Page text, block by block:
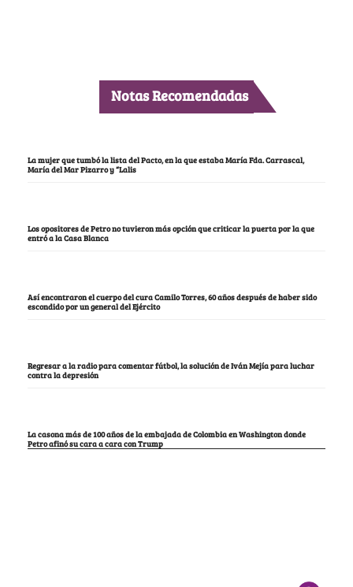
Notas Recomendadas
La mujer que tumbó la lista del Pacto, en la que estaba María Fda. Carrascal,
María del Mar Pizarro y “Lalis
Los opositores de Petro no tuvieron más opción que criticar la puerta por la que
entró a la Casa Blanca
Así encontraron el cuerpo del cura Camilo Torres, 60 años después de haber sido
escondido por un general del Ejército
Regresar a la radio para comentar fútbol, la solución de Iván Mejía para luchar
contra la depresión
La casona más de 100 años de la embajada de Colombia en Washington donde
Petro afinó su cara a cara con Trump